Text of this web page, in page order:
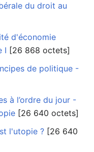
du droit au
d'économie
I ‎[26 868 octets]
de politique -
à l’ordre du jour -
‎[26 640 octets]
l'utopie ? ‎[26 640